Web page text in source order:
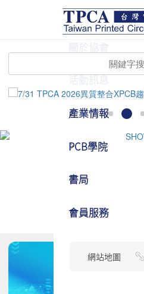
活動訊息
產業情報
PCB學院
書局
會員服務
網站地圖